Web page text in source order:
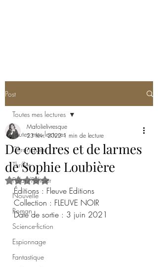
Post
Toutes mes lectures
Chroniques
Thriller
Polar/Policier
Nouvelle
Roman
Science-fiction
Espionnage
Fantastique
Toutes mes lectures
De cendres et de larmes
de Sophie Loubière
Mafolielivresque
23 févr. 2022 1 min de lecture
Noté NaN étoiles sur 5.
Éditions : Fleuve Editions
Collection : FLEUVE NOIR
Date de sortie : 3 juin 2021